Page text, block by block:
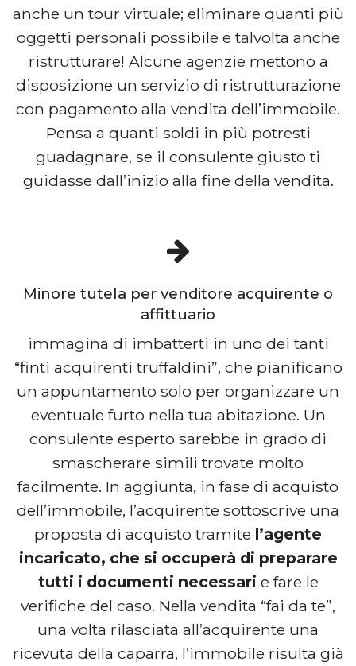
anche un tour virtuale; eliminare quanti più
oggetti personali possibile e talvolta anche
ristrutturare! Alcune agenzie mettono a
disposizione un servizio di ristrutturazione
con pagamento alla vendita dell’immobile.
Pensa a quanti soldi in più potresti
guadagnare, se il consulente giusto ti
guidasse dall’inizio alla fine della vendita.
Minore tutela per venditore acquirente o
affittuario
immagina di imbatterti in uno dei tanti
“finti acquirenti truffaldini”, che pianificano
un appuntamento solo per organizzare un
eventuale furto nella tua abitazione. Un
consulente esperto sarebbe in grado di
smascherare simili trovate molto
facilmente. In aggiunta, in fase di acquisto
dell’immobile, l’acquirente sottoscrive una
proposta di acquisto tramite l’agente
incaricato, che si occuperà di preparare
tutti i documenti necessari e fare le
verifiche del caso. Nella vendita “fai da te”,
una volta rilasciata all’acquirente una
ricevuta della caparra, l’immobile risulta già